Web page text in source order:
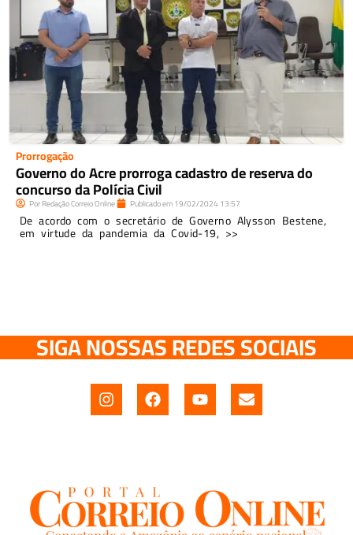
Prorrogação
Governo do Acre prorroga cadastro de reserva do
concurso da Polícia Civil
PorRedação Correio Online Publicado em19/02/2024 13:57
De acordo com o secretário de Governo Alysson Bestene,
em virtude da pandemia da Covid-19, >>
SIGA NOSSAS REDES SOCIAIS